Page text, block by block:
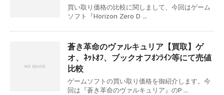
買い取り価格の比較に関しまして、今回はゲーム
ソフト『Horizon Zero D ...
蒼き革命のヴァルキュリア【買取】ゲ
オ、ﾈｯﾄｵﾌ、ブックオフｵﾝﾗｲﾝ等にて売値
比較
ゲームソフトの買い取り価格を御紹介します。今
回は『蒼き革命のヴァルキュリア』のP ...